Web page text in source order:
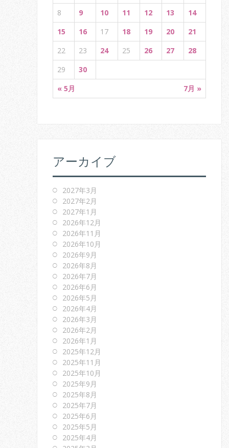
« 5月 7月 »
8
9 10 11 12 13
14
15
16 17 18 19 20
21
22
23 24 25 26 27
28
29
30
アーカイブ
2027年3月
2027年2月
2027年1月
2026年12月
2026年11月
2026年10月
2026年9月
2026年8月
2026年7月
2026年6月
2026年5月
2026年4月
2026年3月
2026年2月
2026年1月
2025年12月
2025年11月
2025年10月
2025年9月
2025年8月
2025年7月
2025年6月
2025年5月
2025年4月